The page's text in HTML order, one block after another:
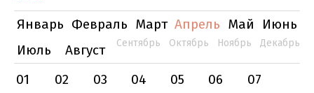
Январь Февраль Март Апрель Май
Июнь
Июль
Август Сентябрь Октябрь Ноябрь Декабрь
01 02 03 04 05 06
07